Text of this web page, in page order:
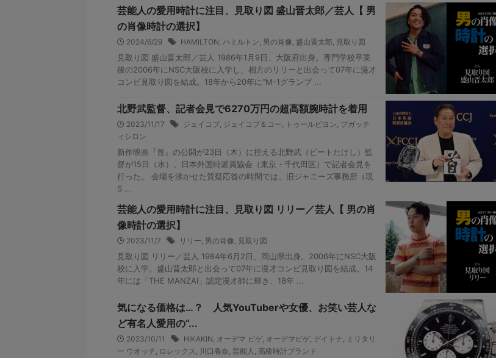
芸能人の愛用時計に注目、見取り図 盛山晋太郎／芸人【 男
の肖像時計の選択】
2024/6/29 HAMILTON, ハミルトン, 男の肖像, 盛山晋太郎, 見取り図
見取り図 盛山晋太郎／芸人 1986年1月9日、大阪府出身。専門学校卒業
後の2006年にNSC大阪校に入学し、相方のリリーと出会って07年に漫才
コンビ見取り図を結成。18年から20年に“M-1グランプ ...
北野武監督、記者会見で6270万円の超高額腕時計を着用
2023/11/17 ジェイコブ, ジェイコブ＆コー, トゥールビヨン, ブガッテ
ィシロン
新作映画『首』の公開が23日（木）に控える北野武（ビートたけし）監
督が15日（水）、日本外国特派員協会（東京・千代田区）で記者会見を
行った。 会場を沸かせた質疑応答の時間では、旧ジャニーズ事務所（現
S ...
芸能人の愛用時計に注目、見取り図 リリー／芸人【 男の肖
像時計の選択】
2023/11/7 リリー, 男の肖像, 見取り図
見取り図 リリー／芸人 1984年6月2日、岡山県出身。2006年にNSC大阪
校に入学。盛山晋太郎と出会って07年に漫才コンビ見取り図を結成。14
年には「THE MANZAI」認定漫才師に輝き、18年 ...
気になる価格は…？ 人気YouTuberや女優、お笑い芸人な
ど有名人愛用の“...
2023/10/11 HIKAKIN, オーデマ ピゲ, オーデマピゲ, デイトナ, ミリタリ
ー ウオッチ, ロレックス , 川口春奈, 芸能人 , 高級時計ブランド